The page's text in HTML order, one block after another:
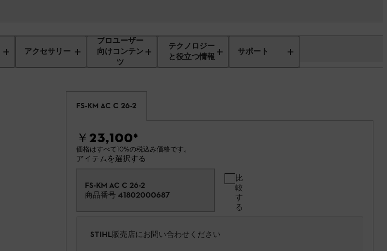
アクセサリー
プロユーザー
向けコンテン
ツ
テクノロジー
と役立つ情報
サポート
FS-KM AC C 26-2
￥23,100*
価格はすべて10%の税込み価格です。
アイテムを選択する
FS-KM AC C 26-2
商品番号 41802000687
比
較
す
る
STIHL販売店にお問い合わせください